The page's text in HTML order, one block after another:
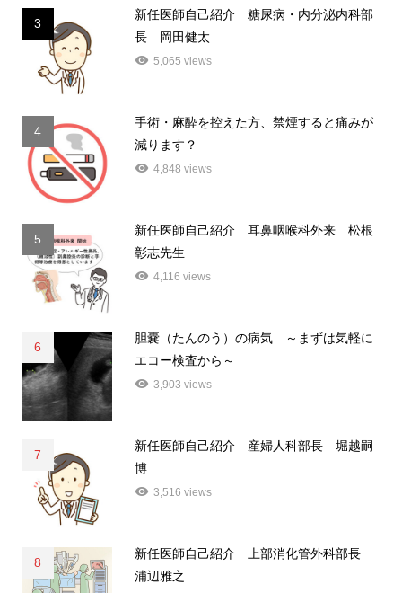
3
新任医師自己紹介 糖尿病・内分泌内科部
長 岡田健太
5,065 views
4
手術・麻酔を控えた方、禁煙すると痛みが
減ります？
4,848 views
5
新任医師自己紹介 耳鼻咽喉科外来 松根
彰志先生
4,116 views
6
胆嚢（たんのう）の病気 ～まずは気軽に
エコー検査から～
3,903 views
7
新任医師自己紹介 産婦人科部長 堀越嗣
博
3,516 views
8
新任医師自己紹介 上部消化管外科部長
浦辺雅之